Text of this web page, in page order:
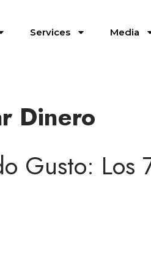
Services Media
Dinero
Gusto: Los